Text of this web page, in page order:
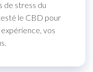
de stress du
le CBD pour
vos